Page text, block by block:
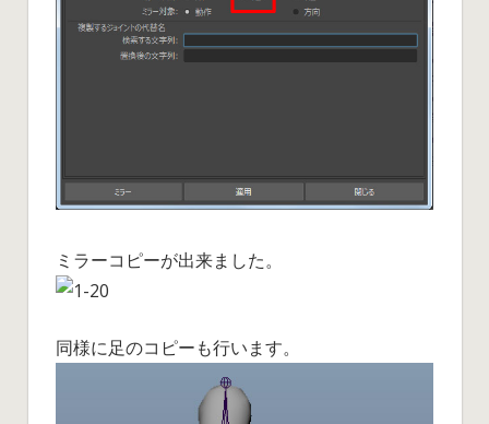
ミラーコピーが出来ました。
同様に足のコピーも行います。